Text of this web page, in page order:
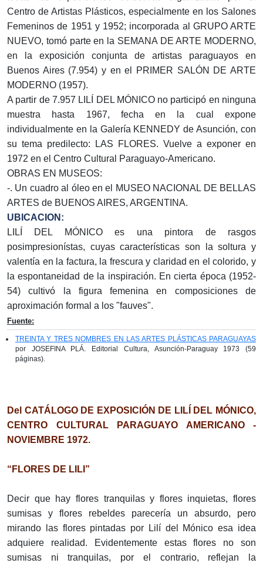
Centro de Artistas Plásticos, especialmente en los Salones
Femeninos de 1951 y 1952; incorporada al GRUPO ARTE
NUEVO, tomó parte en la SEMANA DE ARTE MODERNO,
en la exposición conjunta de artistas paraguayos en
Buenos Aires (7.954) y en el PRIMER SALÓN DE ARTE
MODERNO (1957).
A partir de 7.957 LILÍ DEL MÓNICO no participó en ninguna
muestra hasta 1967, fecha en la cual expone
individualmente en la Galería KENNEDY de Asunción, con
su tema predilecto: LAS FLORES. Vuelve a exponer en
1972 en el Centro Cultural Paraguayo-Americano.
OBRAS EN MUSEOS:
-. Un cuadro al óleo en el MUSEO NACIONAL DE BELLAS
ARTES de BUENOS AIRES, ARGENTINA.
UBICACION:
LILÍ DEL MÓNICO es una pintora de rasgos
posimpresionístas, cuyas características son la soltura y
valentía en la factura, la frescura y claridad en el colorido, y
la espontaneidad de la inspiración. En cierta época (1952-
54) cultivó la figura femenina en composiciones de
aproximación formal a los "fauves".
Fuente:
TREINTA Y TRES NOMBRES EN LAS ARTES PLÁSTICAS PARAGUAYAS
por JOSEFINA PLÁ. Editorial Cultura, Asunción-Paraguay 1973 (59
páginas).
Del CATÁLOGO DE EXPOSICIÓN DE LILÍ DEL MÓNICO,
CENTRO CULTURAL PARAGUAYO AMERICANO -
NOVIEMBRE 1972.
“FLORES DE LILI”
Decir que hay flores tranquilas y flores inquietas, flores
sumisas y flores rebeldes parecería un absurdo, pero
mirando las flores pintadas por Lilí del Mónico esa idea
adquiere realidad. Evidentemente estas flores no son
sumisas ni tranquilas, por el contrario, reflejan la